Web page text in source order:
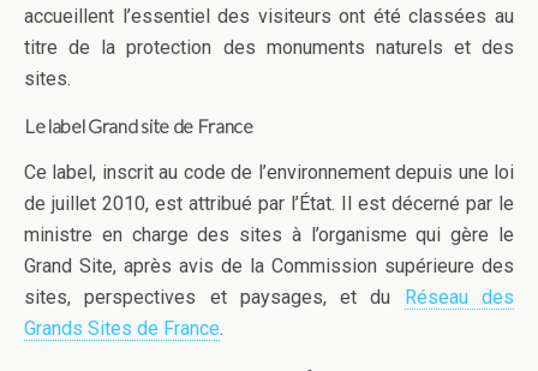
accueillent l’essentiel des visiteurs ont été classées au
titre de la protection des monuments naturels et des
sites.
Le label Grand site de France
Ce label, inscrit au code de l’environnement depuis une loi
de juillet 2010, est attribué par l’État. Il est décerné par le
ministre en charge des sites à l’organisme qui gère le
Grand Site, après avis de la Commission supérieure des
sites, perspectives et paysages, et du Réseau des
Grands Sites de France.